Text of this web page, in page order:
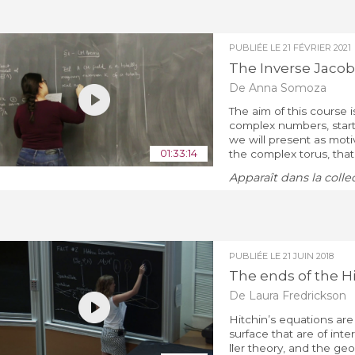
01:33:14
PUBLIÉE LE 21 FÉVRIER 2021
The Inverse
De Anna Somoza
The aim of this course
complex numbers,
we will present as
the complex torus,
Apparaît dans la
PUBLIÉE LE 21 JUIN 2018
The ends of the
De Laura Fredrickson
Hitchin’s equations
surface that are of
̈ller theory, and the